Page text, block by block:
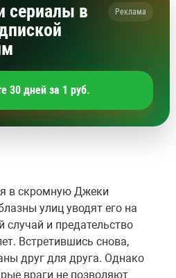
в
Реклама
30 дней за 1 руб.
в скромную Джеки
улиц уводят его на
случай и предательство
Встретившись снова,
друг для друга. Однако
враги не позволяют